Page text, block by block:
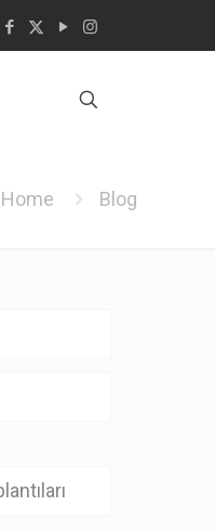
Home Blog